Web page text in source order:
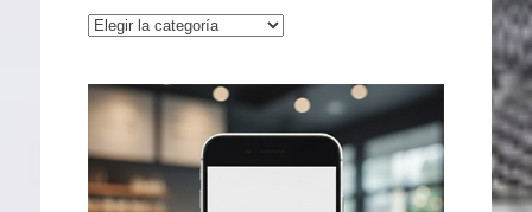
Categorías